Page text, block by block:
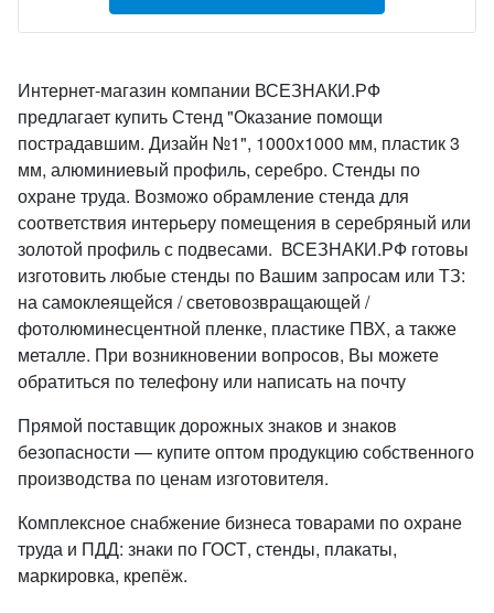
Интернет-магазин компании ВСЕЗНАКИ.РФ
предлагает купить Стенд "Оказание помощи
пострадавшим. Дизайн №1", 1000х1000 мм, пластик 3
мм, алюминиевый профиль, серебро. Стенды по
охране труда. Возможо обрамление стенда для
соответствия интерьеру помещения в серебряный или
золотой профиль с подвесами. ВСЕЗНАКИ.РФ готовы
изготовить любые стенды по Вашим запросам или ТЗ:
на самоклеящейся / световозвращающей /
фотолюминесцентной пленке, пластике ПВХ, а также
металле. При возникновении вопросов, Вы можете
обратиться по телефону или написать на почту
Прямой поставщик дорожных знаков и знаков
безопасности — купите оптом продукцию собственного
производства по ценам изготовителя.
Комплексное снабжение бизнеса товарами по охране
труда и ПДД: знаки по ГОСТ, стенды, плакаты,
маркировка, крепёж.